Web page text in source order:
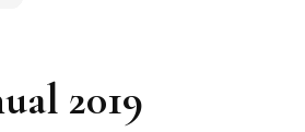
2019